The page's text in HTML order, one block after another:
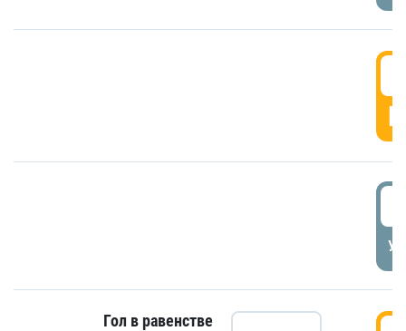
Гол в равенстве